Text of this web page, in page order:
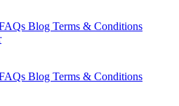
Blog Terms & Conditions
Blog Terms & Conditions